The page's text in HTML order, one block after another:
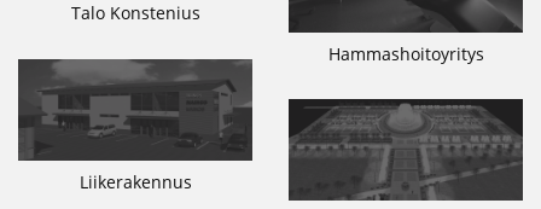
Talo Konstenius
Hammashoitoyritys
Liikerakennus